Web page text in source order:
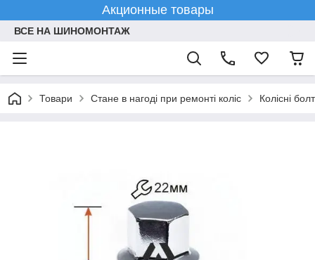
Акционные товары
ВСЕ НА ШИНОМОНТАЖ
Товари Стане в нагоді при ремонті коліс Колісні